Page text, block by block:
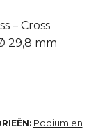
– Cross
29,8 mm
Podium en